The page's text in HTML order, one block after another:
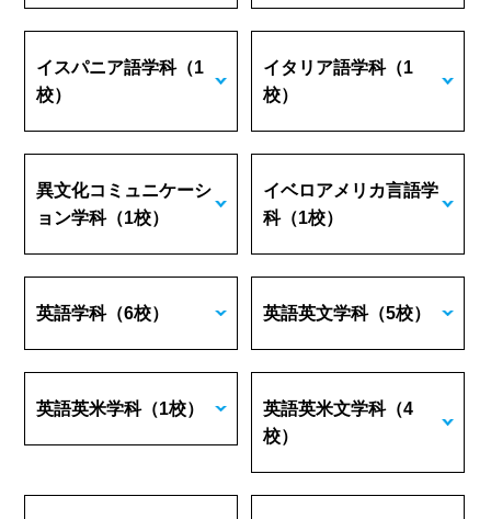
イスパニア語学科（1
校）
イタリア語学科（1
校）
異文化コミュニケーシ
ョン学科（1校）
イベロアメリカ言語学
科（1校）
英語学科（6校） 英語英文学科（5校）
英語英米学科（1校） 英語英米文学科（4
校）